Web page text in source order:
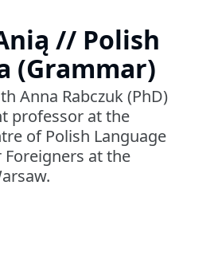
// Polish
(Grammar)
Anna Rabczuk (PhD)
professor at the
of Polish Language
at the